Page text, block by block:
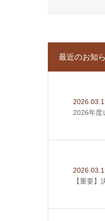
最近のお知
2026年度
【重要